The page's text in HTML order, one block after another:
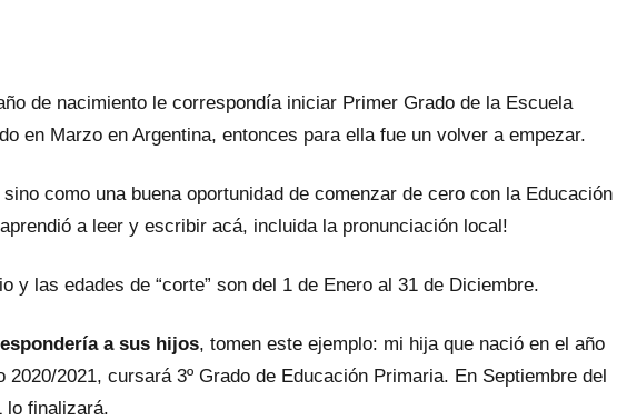
de nacimiento le correspondía iniciar Primer Grado de la Escuela
en Marzo en Argentina, entonces para ella fue un volver a empezar.
como una buena oportunidad de comenzar de cero con la Educación
a leer y escribir acá, incluida la pronunciación local!
y las edades de “corte” son del 1 de Enero al 31 de Diciembre.
a sus hijos, tomen este ejemplo: mi hija que nació en el año
2021, cursará 3º Grado de Educación Primaria. En Septiembre del
lo finalizará.